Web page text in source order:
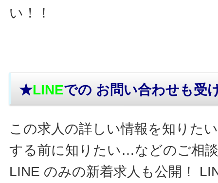
い！！
★LINEでの お問い合わせも受
この求人の詳しい情報を知りた
する前に知りたい…などのご相
LINE のみの新着求人も公開！